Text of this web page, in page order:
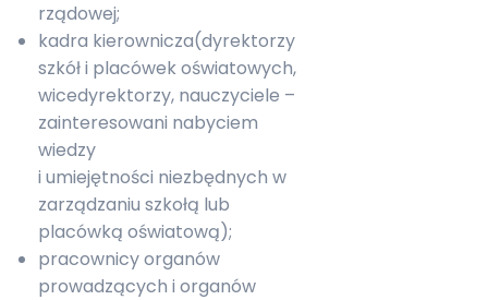
rządowej;
kadra kierownicza(dyrektorzy
szkół i placówek oświatowych,
wicedyrektorzy, nauczyciele –
zainteresowani nabyciem
wiedzy
i umiejętności niezbędnych w
zarządzaniu szkołą lub
placówką oświatową);
pracownicy organów
prowadzących i organów